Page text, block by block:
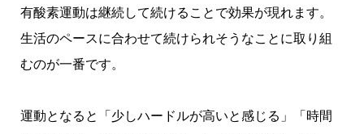
有酸素運動は継続して続けることで効果が現れます。
生活のペースに合わせて続けられそうなことに取り組
むのが一番です。
運動となると「少しハードルが高いと感じる」「時間